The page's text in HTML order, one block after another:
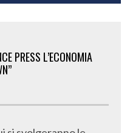
PRESS L’ECONOMIA